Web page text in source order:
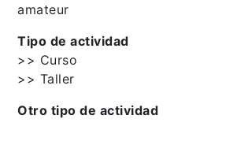
amateur
Tipo de actividad
>> Curso
>> Taller
Otro tipo de actividad